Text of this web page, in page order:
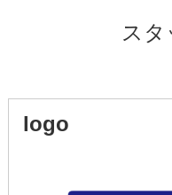
ス
logo